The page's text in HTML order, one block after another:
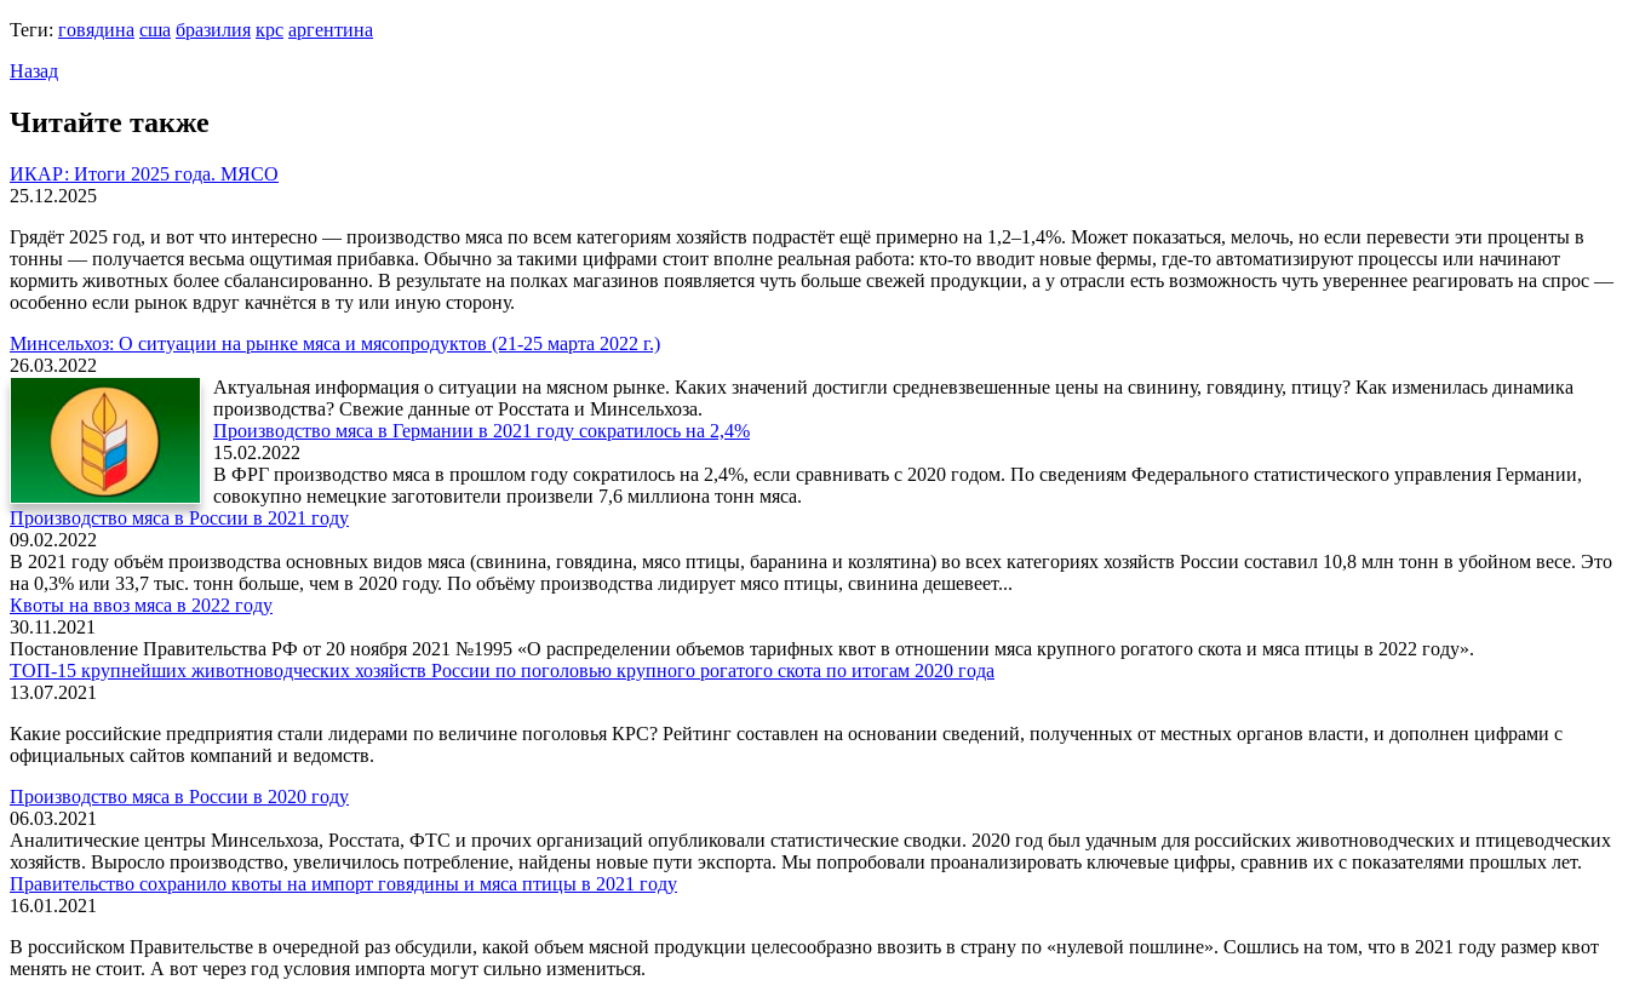
Теги: говядина сша бразилия крс аргентина
Назад
Читайте также
ИКАР: Итоги 2025 года. МЯСО
25.12.2025
Грядёт 2025 год, и вот что интересно — производство мяса по всем категориям хозяйств подрастёт ещё примерно на 1,2–1,4%. Может показаться, мелочь, но если перевести эти проценты в
тонны — получается весьма ощутимая прибавка. Обычно за такими цифрами стоит вполне реальная работа: кто-то вводит новые фермы, где-то автоматизируют процессы или начинают
кормить животных более сбалансированно. В результате на полках магазинов появляется чуть больше свежей продукции, а у отрасли есть возможность чуть увереннее реагировать на спрос —
особенно если рынок вдруг качнётся в ту или иную сторону.
Минсельхоз: О ситуации на рынке мяса и мясопродуктов (21-25 марта 2022 г.)
26.03.2022
Актуальная информация о ситуации на мясном рынке. Каких значений достигли средневзвешенные цены на свинину, говядину, птицу? Как изменилась динамика
производства? Свежие данные от Росстата и Минсельхоза.
Производство мяса в Германии в 2021 году сократилось на 2,4%
15.02.2022
В ФРГ производство мяса в прошлом году сократилось на 2,4%, если сравнивать с 2020 годом. По сведениям Федерального статистического управления Германии,
совокупно немецкие заготовители произвели 7,6 миллиона тонн мяса.
Производство мяса в России в 2021 году
09.02.2022
В 2021 году объём производства основных видов мяса (свинина, говядина, мясо птицы, баранина и козлятина) во всех категориях хозяйств России составил 10,8 млн тонн в убойном весе. Это
на 0,3% или 33,7 тыс. тонн больше, чем в 2020 году. По объёму производства лидирует мясо птицы, свинина дешевеет...
Квоты на ввоз мяса в 2022 году
30.11.2021
Постановление Правительства РФ от 20 ноября 2021 №1995 «О распределении объемов тарифных квот в отношении мяса крупного рогатого скота и мяса птицы в 2022 году».
ТОП-15 крупнейших животноводческих хозяйств России по поголовью крупного рогатого скота по итогам 2020 года
13.07.2021
Какие российские предприятия стали лидерами по величине поголовья КРС? Рейтинг составлен на основании сведений, полученных от местных органов власти, и дополнен цифрами с
официальных сайтов компаний и ведомств.
Производство мяса в России в 2020 году
06.03.2021
Аналитические центры Минсельхоза, Росстата, ФТС и прочих организаций опубликовали статистические сводки. 2020 год был удачным для российских животноводческих и птицеводческих
хозяйств. Выросло производство, увеличилось потребление, найдены новые пути экспорта. Мы попробовали проанализировать ключевые цифры, сравнив их с показателями прошлых лет.
Правительство сохранило квоты на импорт говядины и мяса птицы в 2021 году
16.01.2021
В российском Правительстве в очередной раз обсудили, какой объем мясной продукции целесообразно ввозить в страну по «нулевой пошлине». Сошлись на том, что в 2021 году размер квот
менять не стоит. А вот через год условия импорта могут сильно измениться.